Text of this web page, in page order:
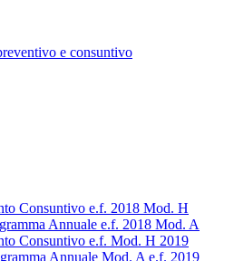
e consuntivo
Consuntivo e.f. 2018 Mod. H
Annuale e.f. 2018 Mod. A
Consuntivo e.f. Mod. H 2019
Annuale Mod. A e.f. 2019